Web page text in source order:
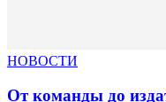
НОВОСТИ
От команды до